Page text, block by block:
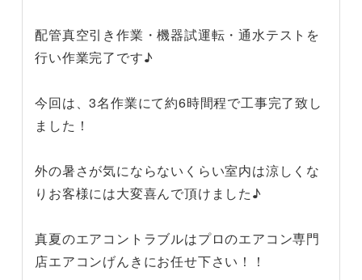
配管真空引き作業・機器試運転・通水テストを
行い作業完了です♪
今回は、3名作業にて約6時間程で工事完了致し
ました！
外の暑さが気にならないくらい室内は涼しくな
りお客様には大変喜んで頂けました♪
真夏のエアコントラブルはプロのエアコン専門
店エアコンげんきにお任せ下さい！！